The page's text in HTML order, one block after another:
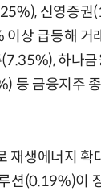
신영증권
상 급등해 거
하나
등 금융지주
재생에너지 확
션(0.19%)이